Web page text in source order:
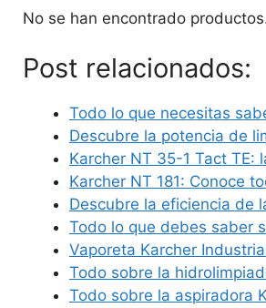
No se han encontrado
Post relacionados:
Todo lo que necesitas
Descubre la potencia de
Karcher NT 35-1 Tact TE:
Karcher NT 181: Conoce
Descubre la eficiencia de
Todo lo que debes saber
Vaporeta Karcher
Todo sobre la
Todo sobre la aspiradora